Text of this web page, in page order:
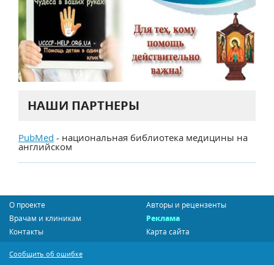
НАШИ ПАРТНЕРЫ
PubMed - национальная библиотека медицины на
английском
О проекте
Авторы и рецензенты
Врачам и клиникам
Реклама
Контакты
Карта сайта
Сообщить об ошибке